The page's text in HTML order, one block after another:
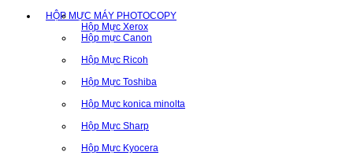
HỘP MỰC MÁY PHOTOCOPY
Hộp Mực Xerox
Hộp mực Canon
Hộp Mực Ricoh
Hộp Mực Toshiba
Hộp Mực konica minolta
Hộp Mực Sharp
Hộp Mực Kyocera